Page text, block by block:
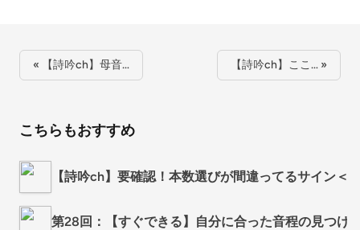
« 【詩吟ch】母音… 【詩吟ch】ここ… »
こちらもおすすめ
【詩吟ch】要確認！本数選びが間違ってるサイン＜
第28回：【すぐできる】自分に合った音程の見つけ